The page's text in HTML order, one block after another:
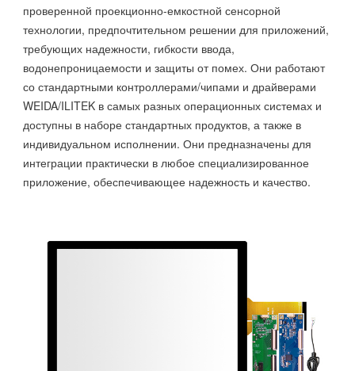
проверенной проекционно-емкостной сенсорной
технологии, предпочтительном решении для приложений,
требующих надежности, гибкости ввода,
водонепроницаемости и защиты от помех. Они работают
со стандартными контроллерами/чипами и драйверами
WEIDA/ILITEK в самых разных операционных системах и
доступны в наборе стандартных продуктов, а также в
индивидуальном исполнении. Они предназначены для
интеграции практически в любое специализированное
приложение, обеспечивающее надежность и качество.